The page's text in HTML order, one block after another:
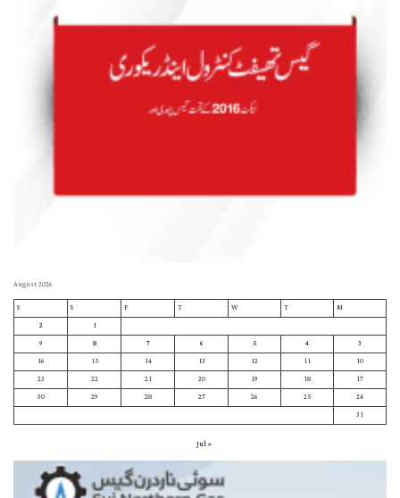
August 2026
M
T
W
T
F
S
S
1
2
3
4
5
6
7
8
9
10
11
12
13
14
15
16
17
18
19
20
21
22
23
24
25
26
27
28
29
30
31
« Jul